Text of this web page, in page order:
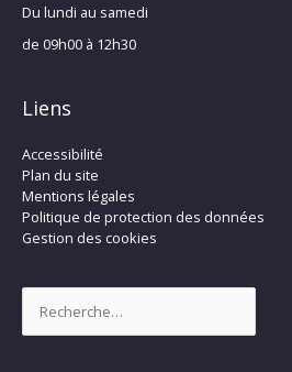
Du lundi au samedi
de 09h00 à 12h30
Liens
Accessibilité
Plan du site
Mentions légales
Politique de protection des données
Gestion des cookies